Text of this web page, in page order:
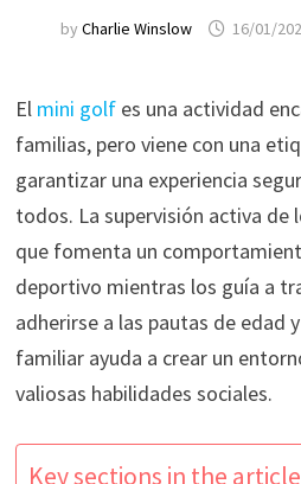
by Charlie Winslow 16/01/
El mini golfes una actividad
familias, pero viene con una
garantizar una experiencia
todos. La supervisión activa de
que fomenta un
deportivo mientras los guía a
adherirse a las pautas de edad
familiar ayuda a crear un
valiosas habilidades sociales.
Key sections in the